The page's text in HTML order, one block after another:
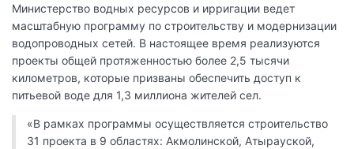
Министерство водных ресурсов и ирригации ведет
масштабную программу по строительству и модернизации
водопроводных сетей. В настоящее время реализуются
проекты общей протяженностью более 2,5 тысячи
километров, которые призваны обеспечить доступ к
питьевой воде для 1,3 миллиона жителей сел.
«В рамках программы осуществляется строительство
31 проекта в 9 областях: Акмолинской, Атырауской,